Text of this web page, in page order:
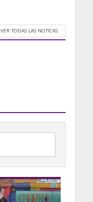
VER TODAS LAS NOTICAS